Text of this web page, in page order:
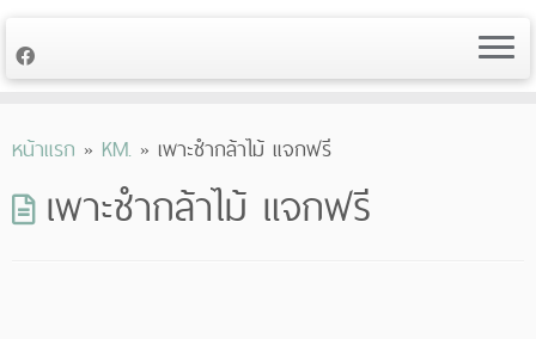
หน้าแรก » KM. » เพาะชำกล้าไม้ แจกฟรี
เพาะชำกล้าไม้ แจกฟรี